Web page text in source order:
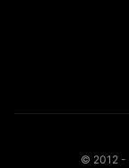
© 2012 -